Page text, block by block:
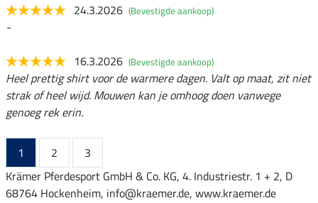
24.3.2026 (Bevestigde aankoop)
-
16.3.2026 (Bevestigde aankoop)
Heel prettig shirt voor de warmere dagen. Valt op maat, zit niet
strak of heel wijd. Mouwen kan je omhoog doen vanwege
genoeg rek erin.
1 2
3
Krämer Pferdesport GmbH & Co. KG, 4. Industriestr. 1 + 2, D
68764 Hockenheim, info@kraemer.de, www.kraemer.de